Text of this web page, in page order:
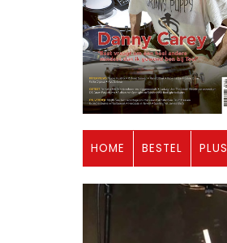
HOME BESTEL PLUS